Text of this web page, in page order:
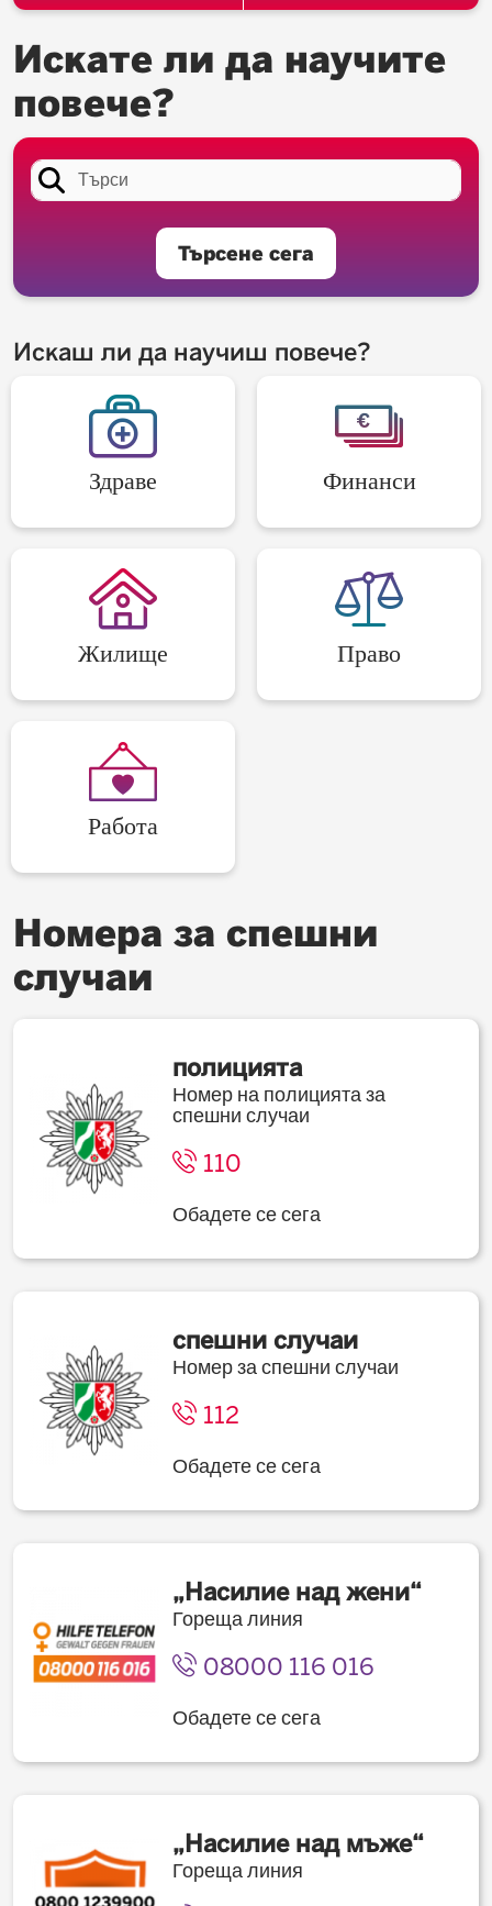
Искате ли да научите
повече?
Търсене сега
Искаш ли да научиш повече?
Здраве Финанси
Жилище Право
Работа
Номера за спешни
случаи
полицията
Номер на полицията за
спешни случаи
110
Обадете се сега
спешни случаи
Номер за спешни случаи
112
Обадете се сега
„Насилие над жени“
Гореща линия
08000 116 016
Обадете се сега
„Насилие над мъже“
Гореща линия